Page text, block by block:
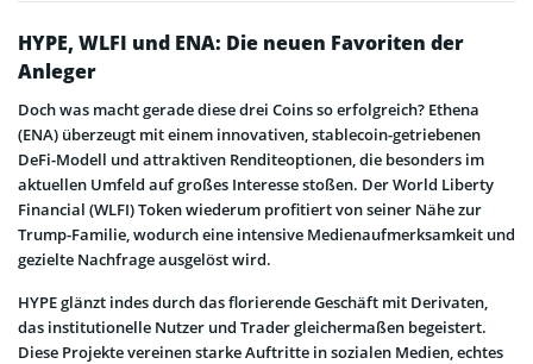
HYPE, WLFI und ENA: Die neuen Favoriten der
Anleger
Doch was macht gerade diese drei Coins so erfolgreich? Ethena
(ENA) überzeugt mit einem innovativen, stablecoin-getriebenen
DeFi-Modell und attraktiven Renditeoptionen, die besonders im
aktuellen Umfeld auf großes Interesse stoßen. Der World Liberty
Financial (WLFI) Token wiederum profitiert von seiner Nähe zur
Trump-Familie, wodurch eine intensive Medienaufmerksamkeit und
gezielte Nachfrage ausgelöst wird.
HYPE glänzt indes durch das florierende Geschäft mit Derivaten,
das institutionelle Nutzer und Trader gleichermaßen begeistert.
Diese Projekte vereinen starke Auftritte in sozialen Medien, echtes